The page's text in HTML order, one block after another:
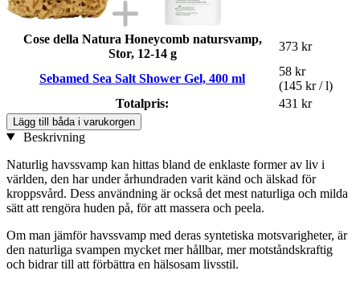
Cose della Natura Honeycomb natursvamp,
Stor, 12-14 g
373 kr
Sebamed Sea Salt Shower Gel, 400 ml
58 kr
(145 kr / l)
Totalpris:
431 kr
Lägg till båda i varukorgen
Beskrivning
Naturlig havssvamp kan hittas bland de enklaste former av liv i
världen, den har under århundraden varit känd och älskad för
kroppsvård. Dess användning är också det mest naturliga och milda
sätt att rengöra huden på, för att massera och peela.
Om man jämför havssvamp med deras syntetiska motsvarigheter, är
den naturliga svampen mycket mer hållbar, mer motståndskraftig
och bidrar till att förbättra en hälsosam livsstil.